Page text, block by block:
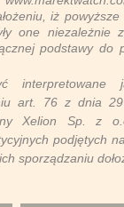
iż
one niezależnie
podstawy do
interpretowane
art. 76 z dnia
Xelion Sp. z
podjętych
sporządzaniu